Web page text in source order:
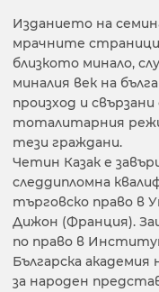
Изданието на
мрачните
близкото минало,
миналия век на
произход и
тоталитарния
тези граждани.
Четин Казак е
следдипломна
търговско право в
Дижон (Франция).
по право в
Българска академия
за народен